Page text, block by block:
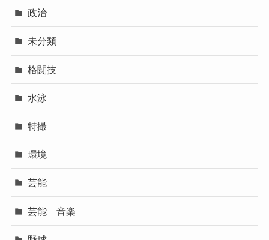
政治
未分類
格闘技
水泳
特撮
環境
芸能
芸能 音楽